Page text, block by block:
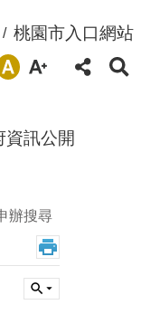
桃園市入口網站
資訊公開
辦搜尋